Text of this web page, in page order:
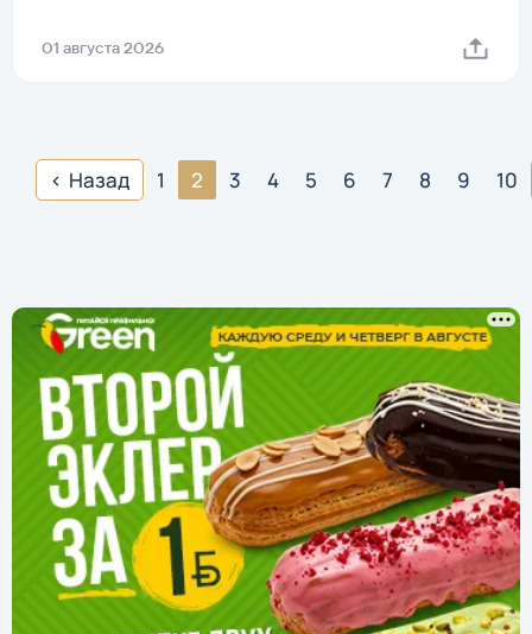
01 августа 2026
Назад 1 2 3 4 5 6 7 8 9 10